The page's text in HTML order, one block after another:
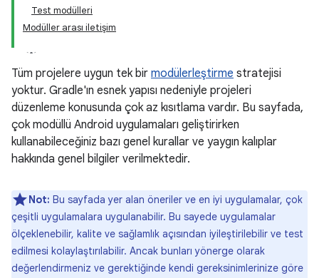
Test modülleri
Modüller arası iletişim
Tüm projelere uygun tek bir modülerleştirme stratejisi
yoktur. Gradle'ın esnek yapısı nedeniyle projeleri
düzenleme konusunda çok az kısıtlama vardır. Bu sayfada,
çok modüllü Android uygulamaları geliştirirken
kullanabileceğiniz bazı genel kurallar ve yaygın kalıplar
hakkında genel bilgiler verilmektedir.
Not: Bu sayfada yer alan öneriler ve en iyi uygulamalar, çok
çeşitli uygulamalara uygulanabilir. Bu sayede uygulamalar
ölçeklenebilir, kalite ve sağlamlık açısından iyileştirilebilir ve test
edilmesi kolaylaştırılabilir. Ancak bunları yönerge olarak
değerlendirmeniz ve gerektiğinde kendi gereksinimlerinize göre